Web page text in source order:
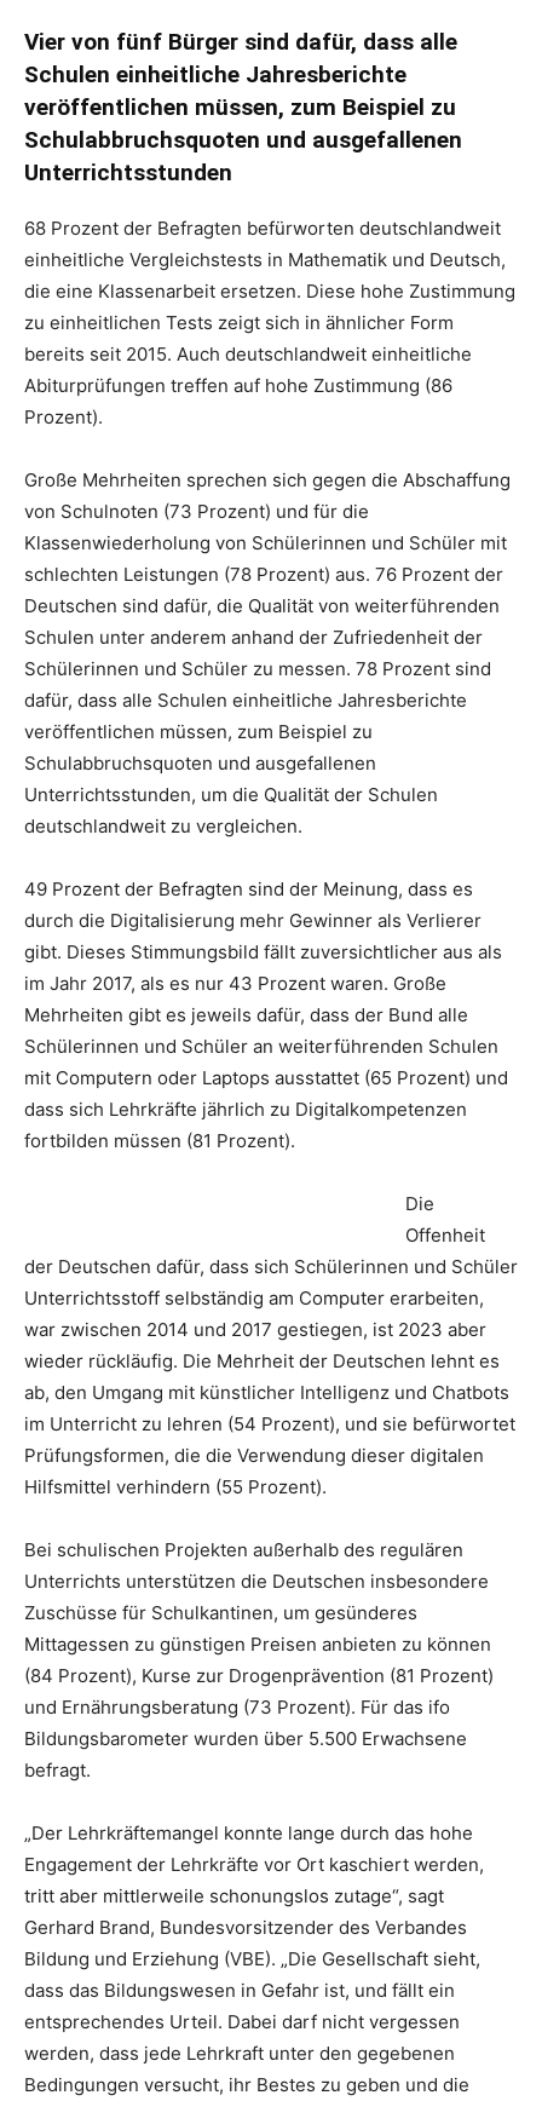
Vier von fünf Bürger sind dafür, dass alle
Schulen einheitliche Jahresberichte
veröffentlichen müssen, zum Beispiel zu
Schulabbruchsquoten und ausgefallenen
Unterrichtsstunden
68 Prozent der Befragten befürworten deutschlandweit
einheitliche Vergleichstests in Mathematik und Deutsch,
die eine Klassenarbeit ersetzen. Diese hohe Zustimmung
zu einheitlichen Tests zeigt sich in ähnlicher Form
bereits seit 2015. Auch deutschlandweit einheitliche
Abiturprüfungen treffen auf hohe Zustimmung (86
Prozent).
Große Mehrheiten sprechen sich gegen die Abschaffung
von Schulnoten (73 Prozent) und für die
Klassenwiederholung von Schülerinnen und Schüler mit
schlechten Leistungen (78 Prozent) aus. 76 Prozent der
Deutschen sind dafür, die Qualität von weiterführenden
Schulen unter anderem anhand der Zufriedenheit der
Schülerinnen und Schüler zu messen. 78 Prozent sind
dafür, dass alle Schulen einheitliche Jahresberichte
veröffentlichen müssen, zum Beispiel zu
Schulabbruchsquoten und ausgefallenen
Unterrichtsstunden, um die Qualität der Schulen
deutschlandweit zu vergleichen.
49 Prozent der Befragten sind der Meinung, dass es
durch die Digitalisierung mehr Gewinner als Verlierer
gibt. Dieses Stimmungsbild fällt zuversichtlicher aus als
im Jahr 2017, als es nur 43 Prozent waren. Große
Mehrheiten gibt es jeweils dafür, dass der Bund alle
Schülerinnen und Schüler an weiterführenden Schulen
mit Computern oder Laptops ausstattet (65 Prozent) und
dass sich Lehrkräfte jährlich zu Digitalkompetenzen
fortbilden müssen (81 Prozent).
Die
Offenheit
der Deutschen dafür, dass sich Schülerinnen und Schüler
Unterrichtsstoff selbständig am Computer erarbeiten,
war zwischen 2014 und 2017 gestiegen, ist 2023 aber
wieder rückläufig. Die Mehrheit der Deutschen lehnt es
ab, den Umgang mit künstlicher Intelligenz und Chatbots
im Unterricht zu lehren (54 Prozent), und sie befürwortet
Prüfungsformen, die die Verwendung dieser digitalen
Hilfsmittel verhindern (55 Prozent).
Bei schulischen Projekten außerhalb des regulären
Unterrichts unterstützen die Deutschen insbesondere
Zuschüsse für Schulkantinen, um gesünderes
Mittagessen zu günstigen Preisen anbieten zu können
(84 Prozent), Kurse zur Drogenprävention (81 Prozent)
und Ernährungsberatung (73 Prozent). Für das ifo
Bildungsbarometer wurden über 5.500 Erwachsene
befragt.
„Der Lehrkräftemangel konnte lange durch das hohe
Engagement der Lehrkräfte vor Ort kaschiert werden,
tritt aber mittlerweile schonungslos zutage“, sagt
Gerhard Brand, Bundesvorsitzender des Verbandes
Bildung und Erziehung (VBE). „Die Gesellschaft sieht,
dass das Bildungswesen in Gefahr ist, und fällt ein
entsprechendes Urteil. Dabei darf nicht vergessen
werden, dass jede Lehrkraft unter den gegebenen
Bedingungen versucht, ihr Bestes zu geben und die